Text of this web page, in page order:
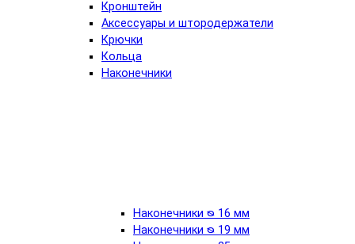
Кронштейн
Аксессуары и штородержатели
Крючки
Кольца
Наконечники
Наконечники ᴓ 16 мм
Наконечники ᴓ 19 мм